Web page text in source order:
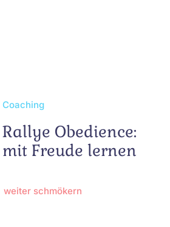
Coaching
Rallye Obedience:
mit Freude lernen
weiter schmökern